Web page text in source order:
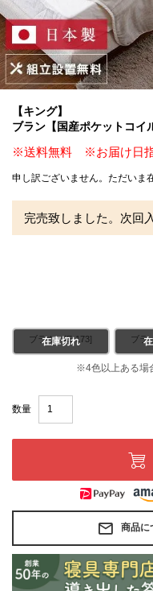
【キング】
ブラン【国産ポケットコイ
※送料無料 ※お届け日
申し訳ございません。ただいま
完売致しました。次回
ブラウン[E-173]
在庫切れ ブラ
商品に